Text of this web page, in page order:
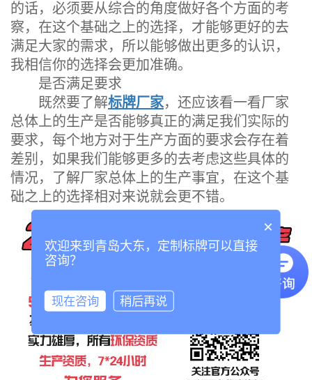
的话，必须要从综合的角度做好各个方面的考
察，在这个基础之上的选择，才能够更好的去
满足大家的需求，所以能够做出更多的认识，
我相信你的选择会更加准确。
是否满足要求
既然要了解标牌厂家，还应该看一看厂家
总体上的生产是否能够真正的满足我们实际的
要求，每个地方对于生产方面的要求会存在着
差别，如果我们能够更多的去考虑这些具体的
情况，了解厂家总体上的生产事宜，在这个基
础之上的选择相对来说就会更不错。
×
欢迎来到青岛大东，定制标牌可以直接
咨询？
现在咨询 稍后再说